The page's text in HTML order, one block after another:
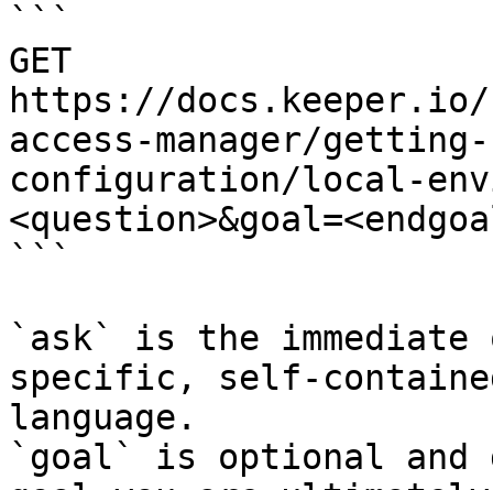
```
GET
https://
access-manager/
configuration/local-
```
`ask` is the
specific, self-
language.
`goal` is optional and